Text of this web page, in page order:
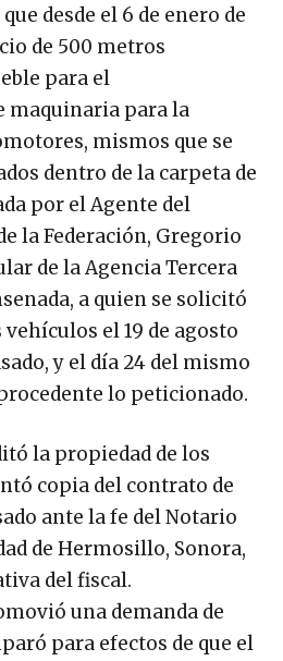
desde el 6 de enero de
de 500 metros
para el
maquinaria para la
mismos que se
dentro de la carpeta de
por el Agente del
la Federación, Gregorio
de la Agencia Tercera
a quien se solicitó
el 19 de agosto
y el día 24 del mismo
lo peticionado.
la propiedad de los
copia del contrato de
ante la fe del Notario
de Hermosillo, Sonora,
del fiscal.
una demanda de
para efectos de que el